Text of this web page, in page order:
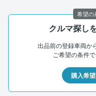
クルマ探し
出品前の登録車両か
ご希望の条件
購入希
希望の